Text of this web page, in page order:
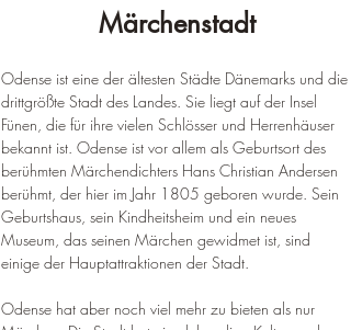
Märchenstadt
Odense ist eine der ältesten Städte Dänemarks und die
drittgrößte Stadt des Landes. Sie liegt auf der Insel
Fünen, die für ihre vielen Schlösser und Herrenhäuser
bekannt ist. Odense ist vor allem als Geburtsort des
berühmten Märchendichters Hans Christian Andersen
berühmt, der hier im Jahr 1805 geboren wurde. Sein
Geburtshaus, sein Kindheitsheim und ein neues
Museum, das seinen Märchen gewidmet ist, sind
einige der Hauptattraktionen der Stadt.
Odense hat aber noch viel mehr zu bieten als nur